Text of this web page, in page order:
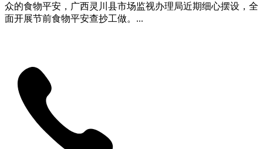
众的食物平安，广西灵川县市场监视办理局近期细心摆设，全
面开展节前食物平安查抄工做。...